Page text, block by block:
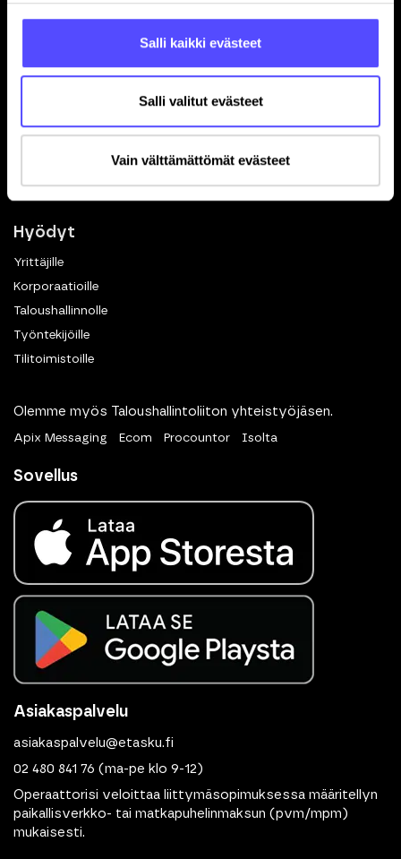
Salli kaikki evästeet
Salli valitut evästeet
Vain välttämättömät evästeet
Kuittien skannaus
Hyödyt
Yrittäjille
Korporaatioille
Taloushallinnolle
Työntekijöille
Tilitoimistoille
Olemme myös Taloushallintoliiton yhteistyöjäsen.
Apix Messaging Ecom Procountor Isolta
Sovellus
Asiakaspalvelu
asiakaspalvelu@etasku.fi
02 480 841 76 (ma-pe klo 9-12)
Operaattorisi veloittaa liittymäsopimuksessa määritellyn
paikallisverkko- tai matkapuhelinmaksun (pvm/mpm)
mukaisesti.